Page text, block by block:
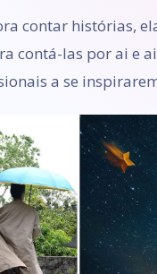
contar histórias,
contá-las por ai e
a se